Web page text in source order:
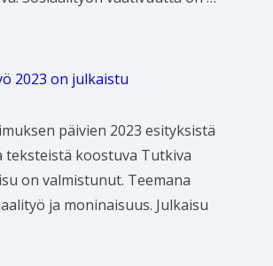
2023 on julkaistu
päivien 2023 esityksistä
koostuva Tutkiva
on valmistunut. Teemana
ja moninaisuus. Julkaisu